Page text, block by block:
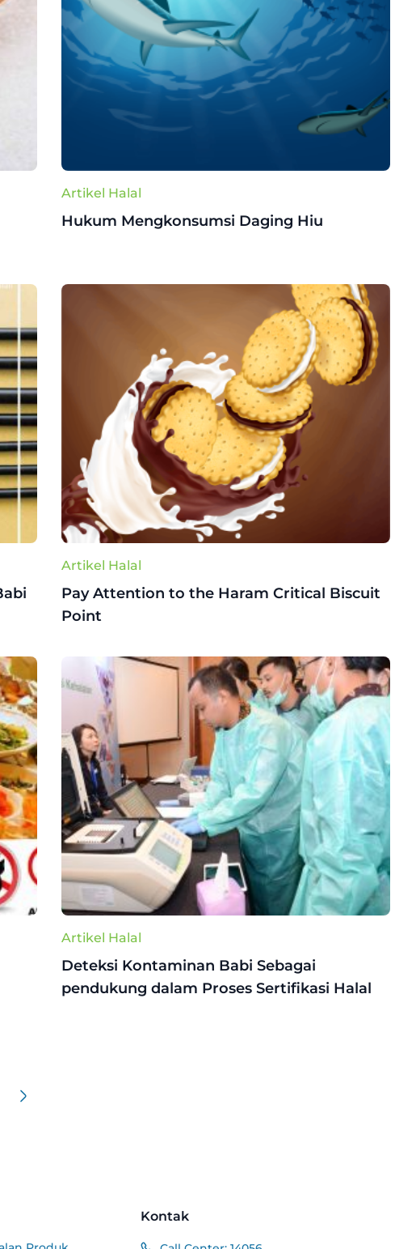
Artikel Halal
Hukum Mengkonsumsi Daging Hiu
Artikel Halal
Pay Attention to the Haram Critical Biscuit
Point
Artikel Halal
Deteksi Kontaminan Babi Sebagai
pendukung dalam Proses Sertifikasi Halal
Kontak